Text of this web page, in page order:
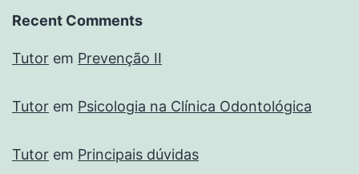
Recent Comments
Tutor em Prevenção II
Tutor em Psicologia na Clínica Odontológica
Tutor em Principais dúvidas